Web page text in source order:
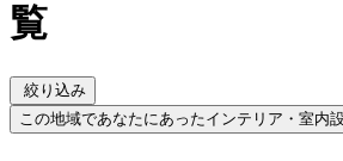
覧
絞り込み
この地域であなたにあったインテリア・室内